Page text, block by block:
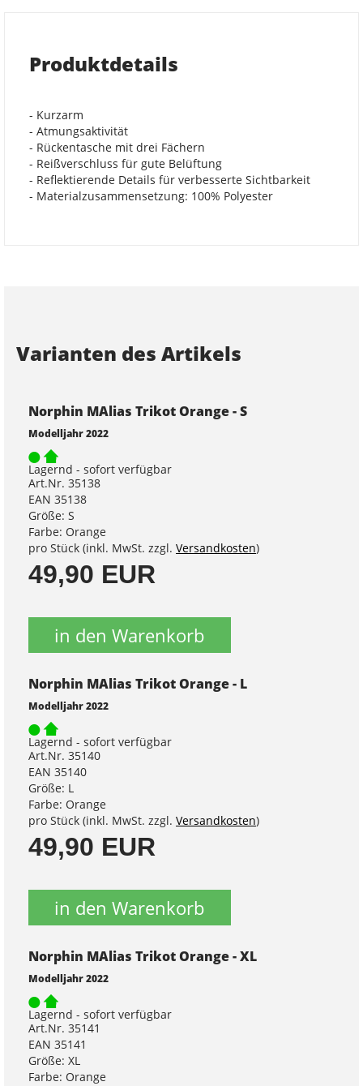
Produktdetails
- Kurzarm
- Atmungsaktivität
- Rückentasche mit drei Fächern
- Reißverschluss für gute Belüftung
- Reflektierende Details für verbesserte Sichtbarkeit
- Materialzusammensetzung: 100% Polyester
Varianten des Artikels
Norphin MAlias Trikot Orange - S
Modelljahr 2022
Lagernd - sofort verfügbar
Art.Nr. 35138
EAN 35138
Größe: S
Farbe: Orange
pro Stück (inkl. MwSt. zzgl. Versandkosten)
49,90 EUR
in den Warenkorb
Norphin MAlias Trikot Orange - L
Modelljahr 2022
Lagernd - sofort verfügbar
Art.Nr. 35140
EAN 35140
Größe: L
Farbe: Orange
pro Stück (inkl. MwSt. zzgl. Versandkosten)
49,90 EUR
in den Warenkorb
Norphin MAlias Trikot Orange - XL
Modelljahr 2022
Lagernd - sofort verfügbar
Art.Nr. 35141
EAN 35141
Größe: XL
Farbe: Orange